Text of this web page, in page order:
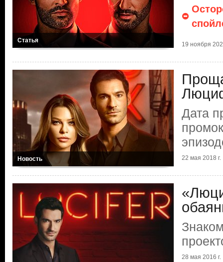
Статья
19 ноября
Новость
Дата
22 мая 2018 г.
28 мая 2016 г.